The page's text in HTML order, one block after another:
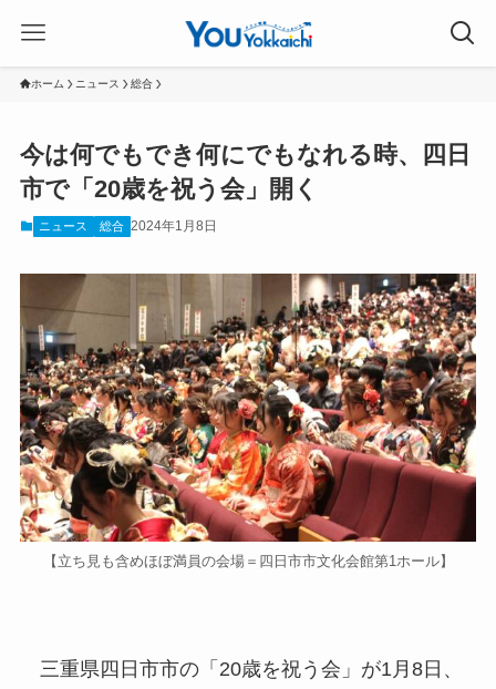
ホーム ニュース 総合
今は何でもでき何にでもなれる時、四日
市で「20歳を祝う会」開く
ニュース 総合 2024年1月8日
【立ち見も含めほぼ満員の会場＝四日市市文化会館第1ホール】
三重県四日市市の「20歳を祝う会」が1月8日、